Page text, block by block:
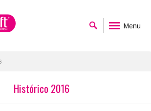
Menu
Histórico 2016